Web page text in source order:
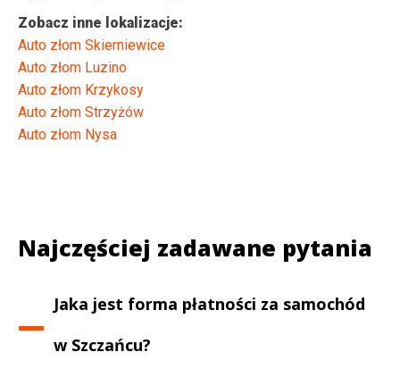
Zobacz inne lokalizacje:
Auto złom Skierniewice
Auto złom Luzino
Auto złom Krzykosy
Auto złom Strzyżów
Auto złom Nysa
Najczęściej zadawane pytania
Jaka jest forma płatności za samochód
w Szczańcu?